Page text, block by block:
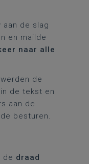
de slag
en mailde
naar alle
de
de tekst en
aan de
besturen.
de draad